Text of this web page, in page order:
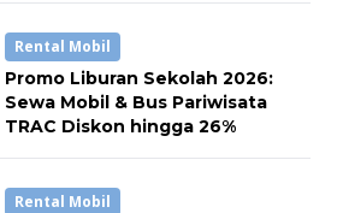
Rental Mobil
Promo Liburan Sekolah 2026:
Sewa Mobil & Bus Pariwisata
TRAC Diskon hingga 26%
Rental Mobil